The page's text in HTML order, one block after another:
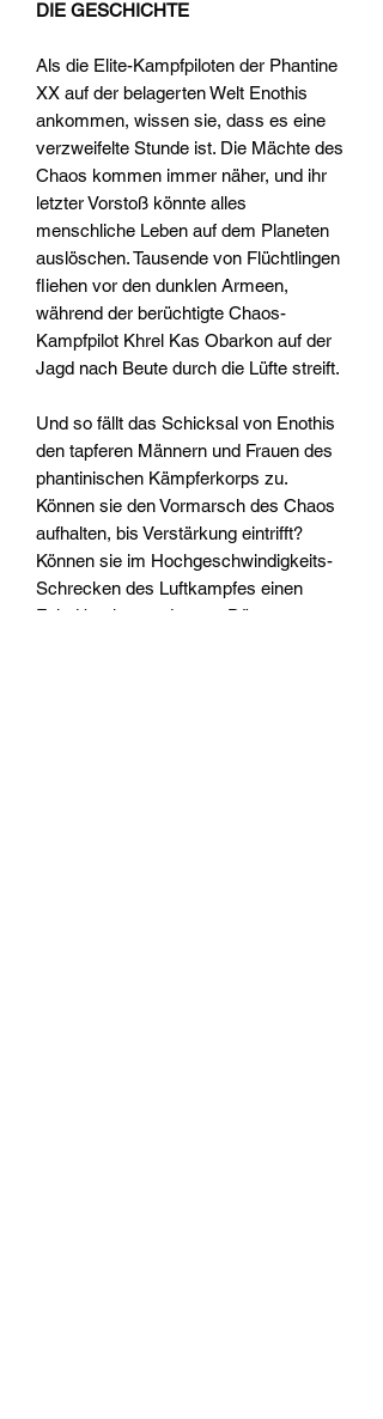
DIE GESCHICHTE
Als die Elite-Kampfpiloten der Phantine
XX auf der belagerten Welt Enothis
ankommen, wissen sie, dass es eine
verzweifelte Stunde ist. Die Mächte des
Chaos kommen immer näher, und ihr
letzter Vorstoß könnte alles
menschliche Leben auf dem Planeten
auslöschen. Tausende von Flüchtlingen
fliehen vor den dunklen Armeen,
während der berüchtigte Chaos-
Kampfpilot Khrel Kas Obarkon auf der
Jagd nach Beute durch die Lüfte streift.
Und so fällt das Schicksal von Enothis
den tapferen Männern und Frauen des
phantinischen Kämpferkorps zu.
Können sie den Vormarsch des Chaos
aufhalten, bis Verstärkung eintrifft?
Können sie im Hochgeschwindigkeits-
Schrecken des Luftkampfes einen
Feind besiegen, der von Dämonen